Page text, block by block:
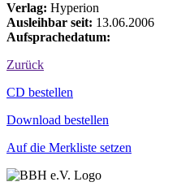
Verlag: Hyperion
Ausleihbar seit: 13.06.2006
Aufsprachedatum:
Zurück
Bestell-Aktionen
CD bestellen
Download bestellen
Auf die Merkliste setzen